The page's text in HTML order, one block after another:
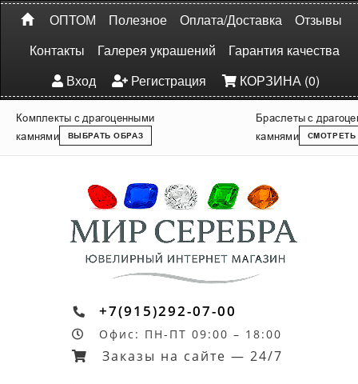
ОПТОМ Полезное Оплата/Доставка
Отзывы
Контакты
Галерея украшений
Гарантия качества
Вход
Регистрация КОРЗИНА (0)
Комплекты с драгоценными
камнями
ВЫБРАТЬ ОБРАЗ
Браслеты с
камнями
СМОТРЕТЬ
+7(915)292-07-00
Офис: ПН-ПТ 09:00 – 18:00
Заказы на сайте — 24/7